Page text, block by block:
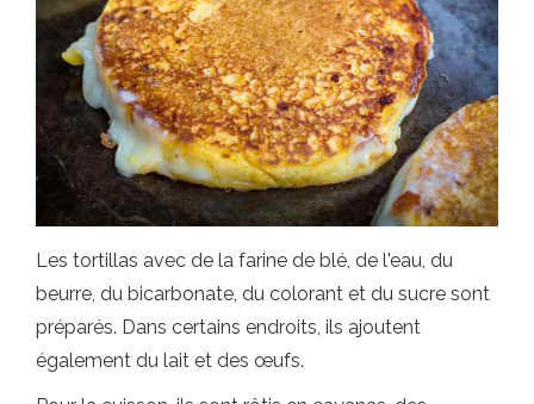
Les tortillas avec de la farine de blé, de l'eau, du
beurre, du bicarbonate, du colorant et du sucre sont
préparés. Dans certains endroits, ils ajoutent
également du lait et des œufs.